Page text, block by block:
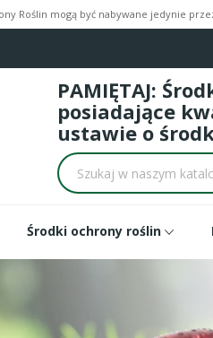
Roślin mogą być nabywane jedynie
PAMIĘTAJ:
posiadające
ustawie o
Środki ochrony roślin